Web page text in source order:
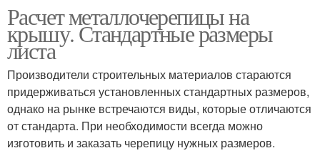
Расчет металлочерепицы на
крышу. Стандартные размеры
листа
Производители строительных материалов стараются
придерживаться установленных стандартных размеров,
однако на рынке встречаются виды, которые отличаются
от стандарта. При необходимости всегда можно
изготовить и заказать черепицу нужных размеров.